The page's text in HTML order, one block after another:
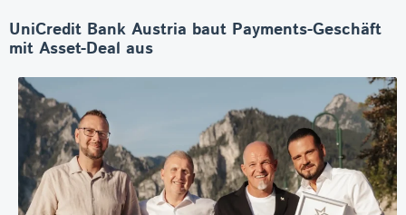
UniCredit Bank Austria baut Payments-Geschäft
mit Asset-Deal aus